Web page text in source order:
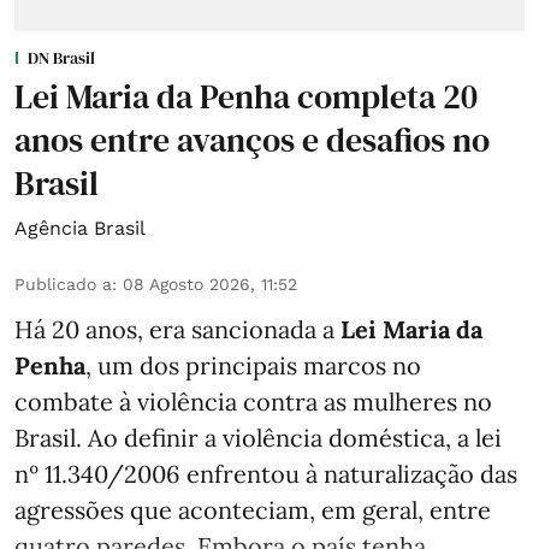
DN Brasil
Lei Maria da Penha completa 20
anos entre avanços e desafios no
Brasil
Agência Brasil
Publicado a: 08 Agosto 2026, 11:52
Há 20 anos, era sancionada a Lei Maria da
Penha, um dos principais marcos no
combate à violência contra as mulheres no
Brasil. Ao definir a violência doméstica, a lei
nº 11.340/2006 enfrentou à naturalização das
agressões que aconteciam, em geral, entre